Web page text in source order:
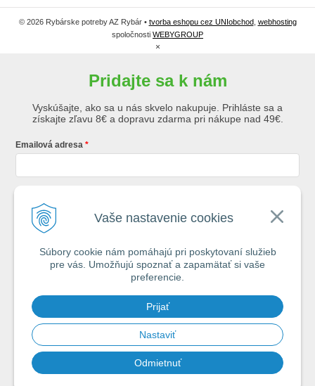
Vaše nastavenie cookies
Súbory cookie nám pomáhajú pri poskytovaní služieb
pre vás. Umožňujú spoznať a zapamätať si vaše
preferencie.
Prijať
Nastaviť
Odmietnuť
© 2026 Rybárske potreby AZ Rybár • tvorba eshopu cez UNIobchod, webhosting
spoločnosti WEBYGROUP
×
Pridajte sa k nám
Vyskúšajte, ako sa u nás skvelo nakupuje. Prihláste sa a
získajte zľavu 8€ a dopravu zdarma pri nákupe nad 49€.
Emailová adresa
Registráciou súhlasíte sovšeobecnými obchodnými podmienkami AZ
s.r.o.
Spamovať vás nebudeme. Max. 2x týždenne vám pošleme e-mail s tipmi
na úspech pri vode.
Chcem sa prihlásiť